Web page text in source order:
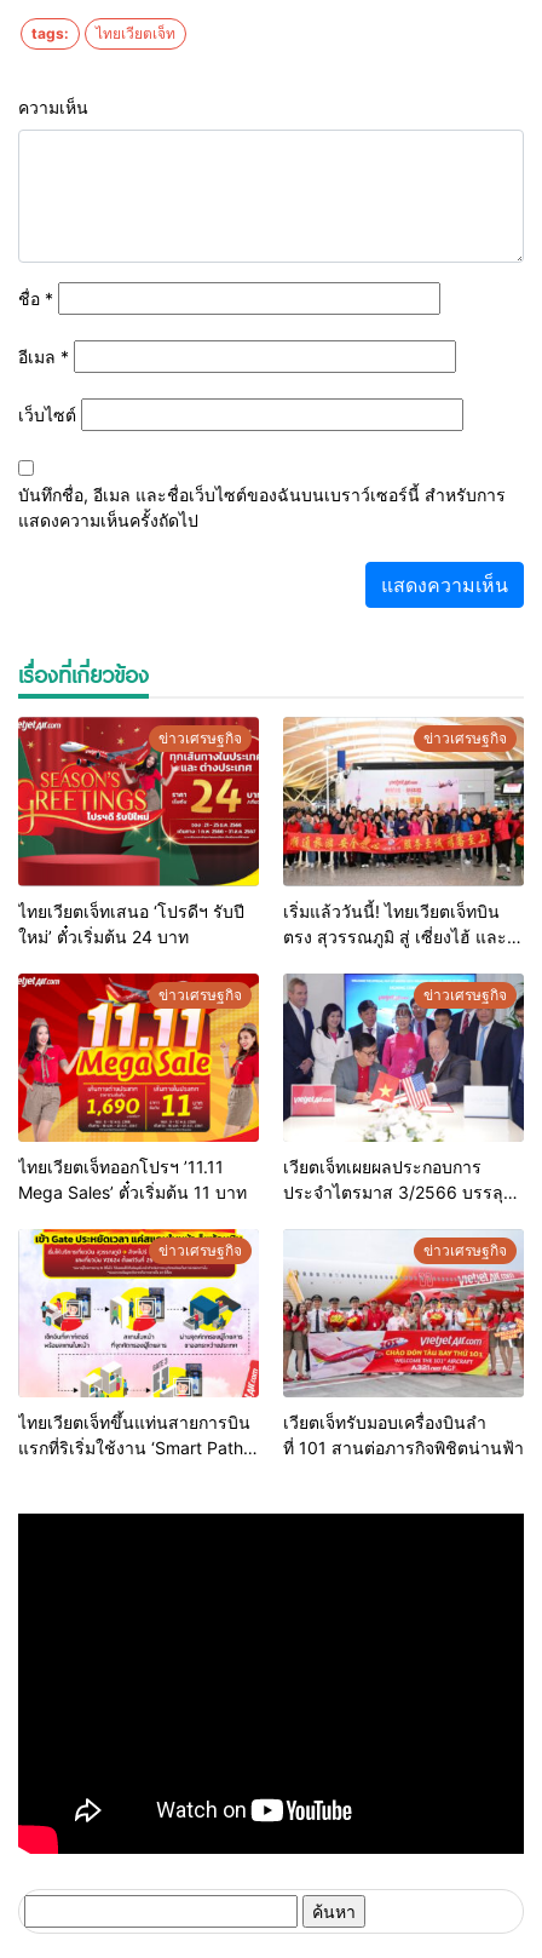
tags: ไทยเวียตเจ็ท
ความเห็น
ชื่อ *
อีเมล *
เว็บไซต์
บันทึกชื่อ, อีเมล และชื่อเว็บไซต์ของฉันบนเบราว์เซอร์นี้ สำหรับการ
แสดงความเห็นครั้งถัดไป
เรื่องที่เกี่ยวข้อง
ข่าวเศรษฐกิจ
ไทยเวียตเจ็ทเสนอ ‘โปรดีฯ รับปี
ใหม่’ ตั๋วเริ่มต้น 24 บาท
ข่าวเศรษฐกิจ
เริ่มแล้ววันนี้! ไทยเวียตเจ็ทบิน
ตรง สุวรรณภูมิ สู่ เซี่ยงไฮ้ และ
ข่าวเศรษฐกิจ
ไทยเวียตเจ็ทออกโปรฯ ’11.11
Mega Sales’ ตั๋วเริ่มต้น 11 บาท
ข่าวเศรษฐกิจ
เวียตเจ็ทเผยผลประกอบการ
ประจำไตรมาส 3/2566 บรรลุ
เงินลงทุน 100 ล้านเหรียญ
สหรัฐฯ
ข่าวเศรษฐกิจ
ไทยเวียตเจ็ทขึ้นแท่นสายการบิน
แรกที่ริเริ่มใช้งาน ‘Smart Path’
ข่าวเศรษฐกิจ
เวียตเจ็ทรับมอบเครื่องบินลำ
ที่ 101 สานต่อภารกิจพิชิตน่านฟ้า
สำหรับ: